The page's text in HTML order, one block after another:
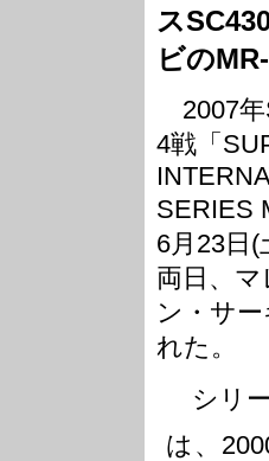
ス
ビの
2007年
4戦「
SERIES
6月23日(
両日、
ン・サ
れた。
シリー
は、